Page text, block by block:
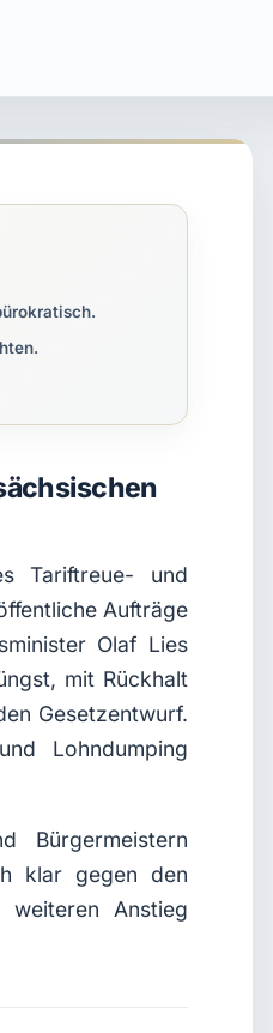
Tariftreue- und
Aufträge
Olaf Lies
mit Rückhalt
Gesetzentwurf.
Lohndumping
Bürgermeistern
klar gegen den
weiteren Anstieg